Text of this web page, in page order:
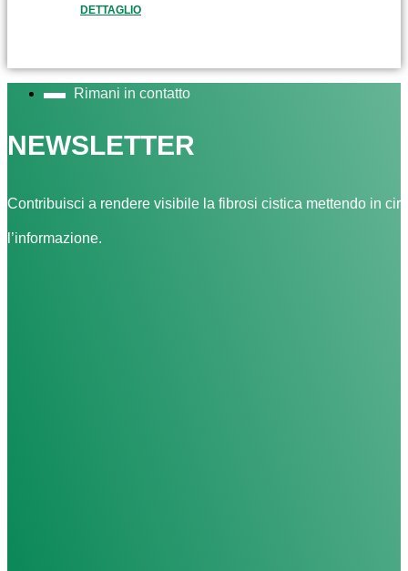
DETTAGLIO
Rimani in contatto
NEWSLETTER
Contribuisci a rendere visibile la fibrosi cistica mettendo in
l’informazione.